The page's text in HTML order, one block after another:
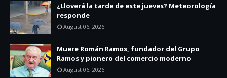
¿Lloverá la tarde de este jueves? Meteorología
responde
August 06, 2026
Muere Román Ramos, fundador del Grupo
Ramos y pionero del comercio moderno
August 06, 2026